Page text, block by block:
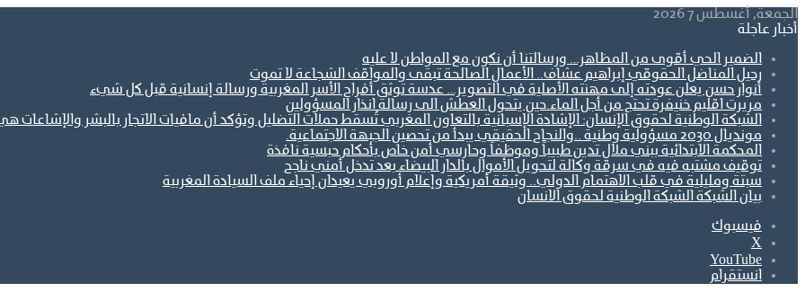
الجمعة, أغسطس 7 2026
أخبار عاجلة
الضمير الحي أقوى من المظاهر… ورسالتنا أن نكون مع المواطن لا عليه
رحيل المناضل الحقوقي إبراهيم عشاف.. الأعمال الصالحة تبقى والمواقف الشجاعة لا تموت
أنوار حسن يعلن عودته إلى مهنته الأصلية في التصوير… عدسة توثق أفراح الأسر المغربية ورسالة إنسانية قبل كل شيء
مريرت اقليم خنيفرة تحتج من أجل الماء.حين يتحول العطش الى رسالة انذار المسؤولين
الشبكة الوطنية لحقوق الإنسان: الإشادة الإسبانية بالتعاون المغربي تُسقط حملات التضليل وتؤكد أن مافيات الاتجار بالبشر
مونديال 2030 مسؤولية وطنية ..والنجاح الحقيقي يبدأ من تحصين الجبهة الاجتماعية.
المحكمة الابتدائية ببني ملال تدين طبيباً وموظفاً وحارسي أمن خاص بأحكام حبسية نافذة
توقيف مشتبه فيه في سرقة وكالة لتحويل الأموال بالدار البيضاء بعد تدخل أمني ناجح
سبتة ومليلية في قلب الاهتمام الدولي.. وثيقة أمريكية وإعلام أوروبي يعيدان إحياء ملف السيادة المغربية
بيان الشبكة الشبكة الوطنية لحقوق الانسان
فيسبوك
‫X
‫YouTube
انستقرام